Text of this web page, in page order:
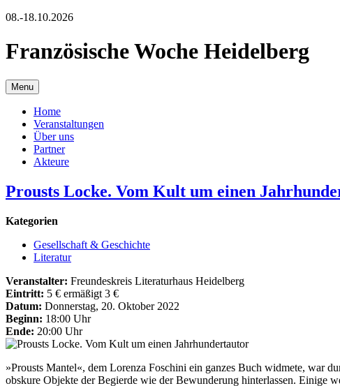
08.-18.10.2026
Französische Woche Heidelberg
Menu
Home
Veranstaltungen
Über uns
Partner
Akteure
Prousts Locke. Vom Kult um einen
Kategorien
Gesellschaft & Geschichte
Literatur
Veranstalter: Freundeskreis Literaturhaus Heidelberg
Eintritt: 5 € ermäßigt 3 €
Datum: Donnerstag, 20. Oktober 2022
Beginn: 18:00 Uhr
Ende: 20:00 Uhr
»Prousts Mantel«, dem Lorenza Foschini ein ganzes Buch widmete, war
obskure Objekte der Begierde wie der Bewunderung hinterlassen. Einige